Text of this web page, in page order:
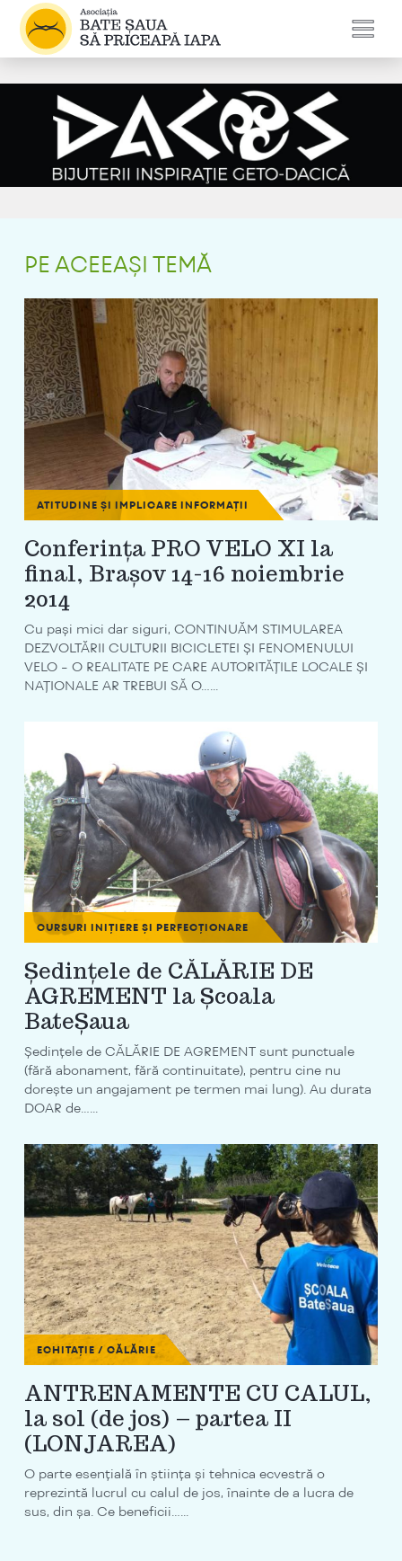
PE ACEEAȘI TEMĂ
ATITUDINE ȘI IMPLICARE INFORMAȚII
Conferința PRO VELO XI la
final, Brașov 14-16 noiembrie
2014
Cu pași mici dar siguri, CONTINUĂM STIMULAREA
DEZVOLTĂRII CULTURII BICICLETEI ȘI FENOMENULUI
VELO - O REALITATE PE CARE AUTORITĂȚILE LOCALE ȘI
NAȚIONALE AR TREBUI SĂ O…...
CURSURI INIȚIERE ȘI PERFECȚIONARE
Ședințele de CĂLĂRIE DE
AGREMENT la Școala
BateȘaua
Ședințele de CĂLĂRIE DE AGREMENT sunt punctuale
(fără abonament, fără continuitate), pentru cine nu
dorește un angajament pe termen mai lung). Au durata
DOAR de…...
ECHITAȚIE / CĂLĂRIE
ANTRENAMENTE CU CALUL,
la sol (de jos) – partea II
(LONJAREA)
O parte esențială în știința și tehnica ecvestră o
reprezintă lucrul cu calul de jos, înainte de a lucra de
sus, din șa. Ce beneficii…...